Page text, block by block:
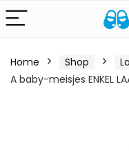
Home Shop
A baby-meisjes ENKEL